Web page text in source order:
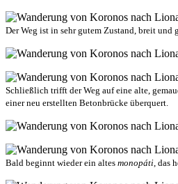
Der Weg ist in sehr gutem Zustand, breit
Schließlich trifft der Weg auf eine alte,
einer neu erstellten Betonbrücke überquert.
Bald beginnt wieder ein altes monopáti , das